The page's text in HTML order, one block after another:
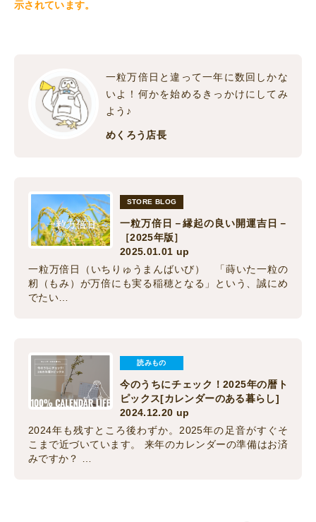
示されています。
一粒万倍日と違って一年に数回しかな
いよ！何かを始めるきっかけにしてみ
よう♪
めくろう店長
STORE BLOG
一粒万倍日－縁起の良い開運吉日－
［2025年版］
2025.01.01 up
一粒万倍日（いちりゅうまんばいび） 「蒔いた一粒の
籾（もみ）が万倍にも実る稲穂となる」という、誠にめ
でたい…
読みもの
今のうちにチェック！2025年の暦ト
ピックス[カレンダーのある暮らし]
2024.12.20 up
2024年も残すところ後わずか。2025年の足音がすぐそ
こまで近づいています。 来年のカレンダーの準備はお済
みですか？ …